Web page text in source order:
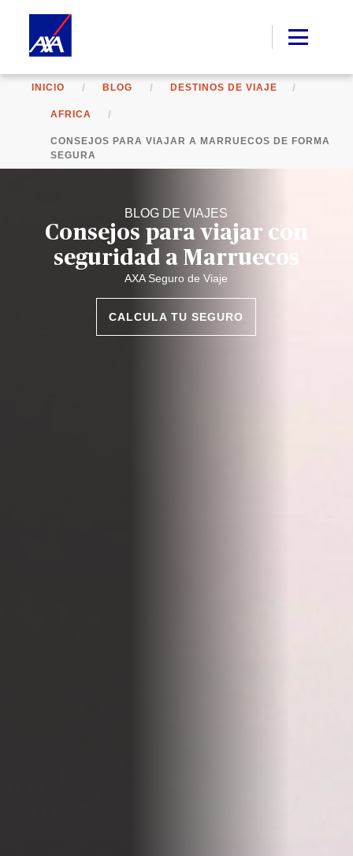
INICIO BLOG DESTINOS DE VIAJE
AFRICA
CONSEJOS PARA VIAJAR A MARRUECOS DE FORMA
SEGURA
BLOG DE VIAJES
Consejos para viajar con
seguridad a Marruecos
AXA Seguro de Viaje
CALCULA TU SEGURO